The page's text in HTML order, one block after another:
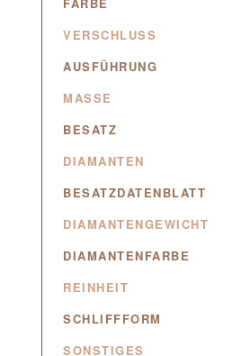
FARBE
VERSCHLUSS
AUSFÜHRUNG
MASSE
BESATZ
DIAMANTEN
BESATZDATENBLATT
DIAMANTENGEWICHT
DIAMANTENFARBE
REINHEIT
SCHLIFFFORM
SONSTIGES